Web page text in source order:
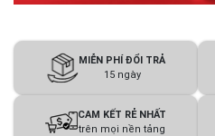
MIỄN PHÍ ĐỔI TRẢ
15 ngày
CAM KẾT RẺ NHẤT
trên mọi nền tảng